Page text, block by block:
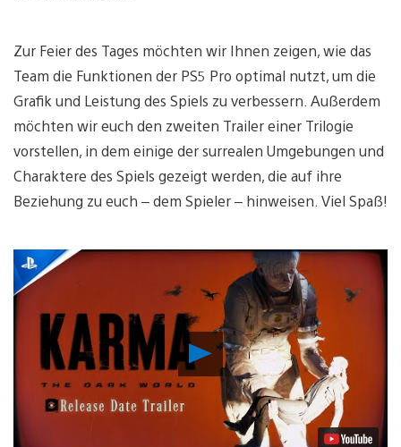
Zur Feier des Tages möchten wir Ihnen zeigen, wie das
Team die Funktionen der PS5 Pro optimal nutzt, um die
Grafik und Leistung des Spiels zu verbessern. Außerdem
möchten wir euch den zweiten Trailer einer Trilogie
vorstellen, in dem einige der surrealen Umgebungen und
Charaktere des Spiels gezeigt werden, die auf ihre
Beziehung zu euch – dem Spieler – hinweisen. Viel Spaß!
Video
abspielen